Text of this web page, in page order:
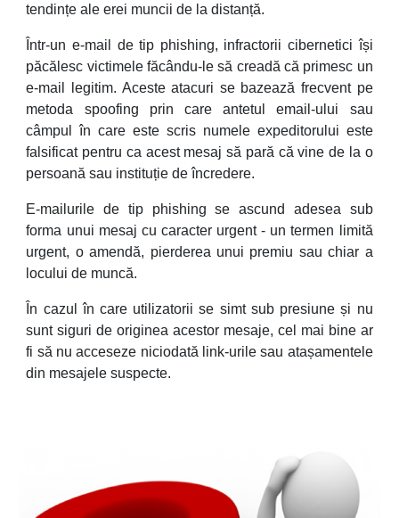
tendințe ale erei muncii de la distanță.
Într-un e-mail de tip phishing, infractorii cibernetici își
păcălesc victimele făcându-le să creadă că primesc un
e-mail legitim. Aceste atacuri se bazează frecvent pe
metoda spoofing prin care antetul email-ului sau
câmpul în care este scris numele expeditorului este
falsificat pentru ca acest mesaj să pară că vine de la o
persoană sau instituție de încredere.
E-mailurile de tip phishing se ascund adesea sub
forma unui mesaj cu caracter urgent - un termen limită
urgent, o amendă, pierderea unui premiu sau chiar a
locului de muncă.
În cazul în care utilizatorii se simt sub presiune și nu
sunt siguri de originea acestor mesaje, cel mai bine ar
fi să nu acceseze niciodată link-urile sau atașamentele
din mesajele suspecte.